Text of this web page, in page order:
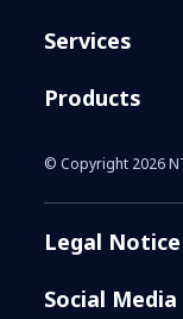
Services
Products
© Copyright 2026
Legal Notice
Social